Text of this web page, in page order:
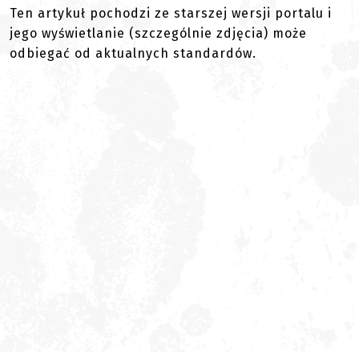
Ten artykuł pochodzi ze starszej wersji portalu i
jego wyświetlanie (szczególnie zdjęcia) może
odbiegać od aktualnych standardów.